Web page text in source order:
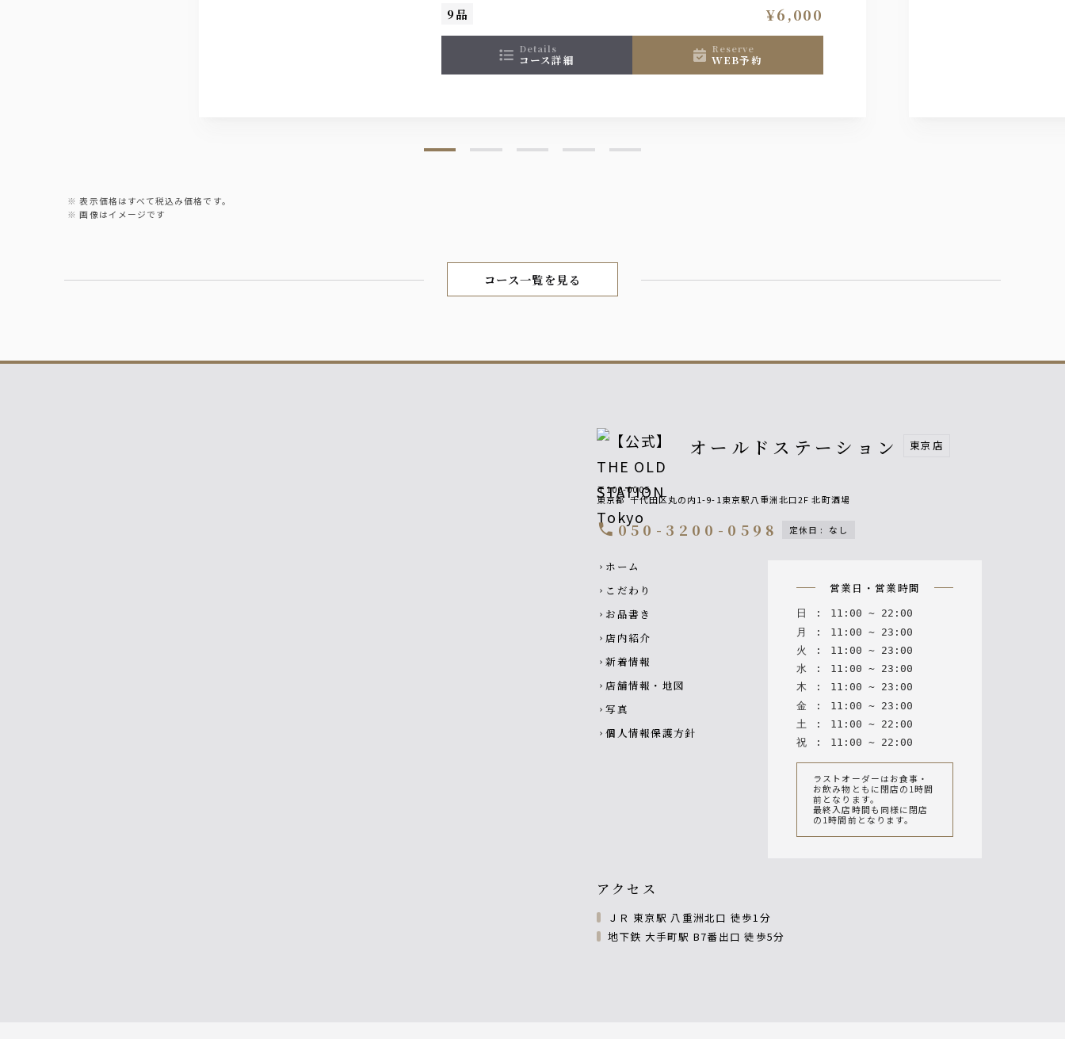
9品 ¥6,000
details
コース詳細
reserve
WEB予約
表示価格はすべて税込み価格です。
画像はイメージです
コース一覧を見る
オールドステーション 東京店
〒100-0005
東京都 千代田区丸の内1-9-1東京駅八重洲北口2F 北町酒場
call 050-3200-0598 定休日 : なし
Footer navigation
chevron_right ホーム
chevron_right こだわり
chevron_right お品書き
chevron_right 店内紹介
chevron_right 新着情報
chevron_right 店舗情報・地図
chevron_right 写真
chevron_right 個人情報保護方針
営業日・営業時間
日 : 11 : 00 ~ 22 : 00
月
: 11 : 00 ~ 23 : 00
火
: 11 : 00 ~ 23 : 00
水 : 11 : 00 ~ 23 : 00
木
: 11 : 00 ~ 23 : 00
金
: 11 : 00 ~ 23 : 00
土
: 11 : 00 ~ 22 : 00
祝 : 11 : 00 ~ 22 : 00
ラストオーダーはお食事・
お飲み物ともに閉店の1時間
前となります。
最終入店時間も同様に閉店
の1時間前となります。
アクセス
ＪＲ 東京駅 八重洲北口 徒歩1分
地下鉄 大手町駅 B7番出口 徒歩5分